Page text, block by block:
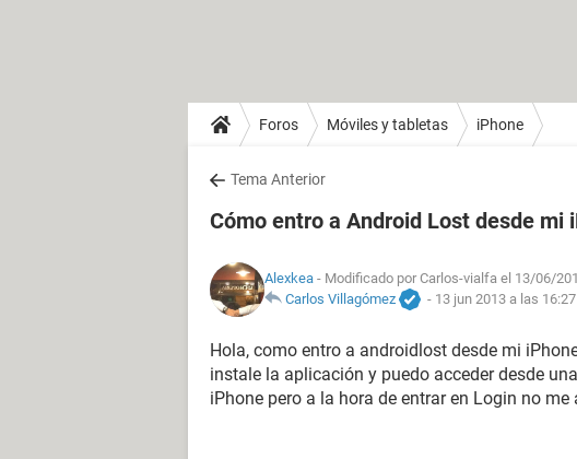
Foros Móviles y tabletas iPhone
Tema Anterior
Cómo entro a Android Lost desde mi
Alexkea - Modificado por Carlos-vialfa el 13/06/
Carlos Villagómez
- 13 jun 2013 a las 16:27
Hola, como entro a androidlost desde mi
instale la aplicación y puedo acceder desde
iPhone pero a la hora de entrar en Login no